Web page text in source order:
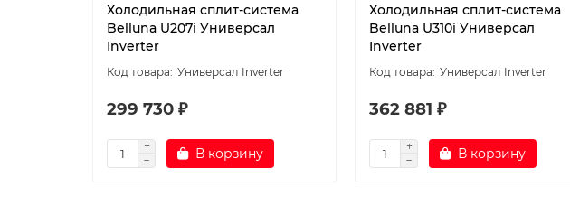
Холодильная сплит-система
Belluna U207i Универсал
Inverter
Универсал Inverter
299 730 ₽
В корзину
Холодильная сплит-система
Belluna U310i Универсал
Inverter
Универсал Inverter
362 881 ₽
В корзину